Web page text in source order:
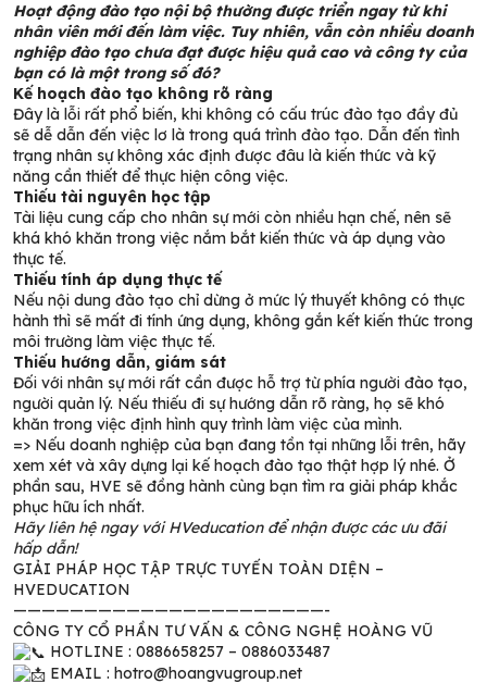
Hoạt động đào tạo nội bộ thường được triển ngay từ khi
nhân viên mới đến làm việc. Tuy nhiên, vẫn còn nhiều doanh
nghiệp đào tạo chưa đạt được hiệu quả cao và công ty của
bạn có là một trong số đó?
Kế hoạch đào tạo không rõ ràng
Đây là lỗi rất phổ biến, khi không có cấu trúc đào tạo đầy đủ
sẽ dễ dẫn đến việc lơ là trong quá trình đào tạo. Dẫn đến tình
trạng nhân sự không xác định được đâu là kiến thức và kỹ
năng cần thiết để thực hiện công việc.
Thiếu tài nguyên học tập
Tài liệu cung cấp cho nhân sự mới còn nhiều hạn chế, nên sẽ
khá khó khăn trong việc nắm bắt kiến thức và áp dụng vào
thực tế.
Thiếu tính áp dụng thực tế
Nếu nội dung đào tạo chỉ dừng ở mức lý thuyết không có thực
hành thì sẽ mất đi tính ứng dụng, không gắn kết kiến thức trong
môi trường làm việc thực tế.
Thiếu hướng dẫn, giám sát
Đối với nhân sự mới rất cần được hỗ trợ từ phía người đào tạo,
người quản lý. Nếu thiếu đi sự hướng dẫn rõ ràng, họ sẽ khó
khăn trong việc định hình quy trình làm việc của mình.
=> Nếu doanh nghiệp của bạn đang tồn tại những lỗi trên, hãy
xem xét và xây dựng lại kế hoạch đào tạo thật hợp lý nhé. Ở
phần sau, HVE sẽ đồng hành cùng bạn tìm ra giải pháp khắc
phục hữu ích nhất.
Hãy liên hệ ngay với HVeducation để nhận được các ưu đãi
hấp dẫn!
GIẢI PHÁP HỌC TẬP TRỰC TUYẾN TOÀN DIỆN –
HVEDUCATION
——————————————————————-
CÔNG TY CỔ PHẦN TƯ VẤN & CÔNG NGHỆ HOÀNG VŨ
HOTLINE : 0886658257 – 0886033487
EMAIL : hotro@hoangvugroup.net